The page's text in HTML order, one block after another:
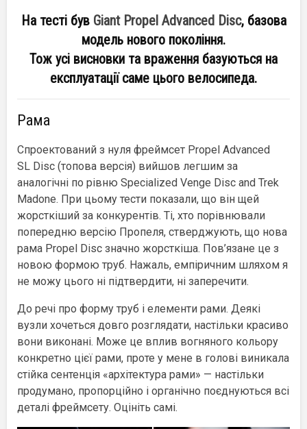
На тесті був Giant Propel Advanced Disc, базова
модель нового покоління.
Тож усі висновки та враження базуються на
експлуатації саме цього велосипеда.
Рама
Спроектований з нуля фреймсет Propel Advanced
SL Disc (топова версія) вийшов легшим за
аналогічні по рівню Specialized Venge Disc and Trek
Madone. При цьому тести показали, що він щей
жорсткіший за конкурентів. Ті, хто порівнювали
попередню версію Пропеля, стверджують, що нова
рама Propel Disc значно жорсткіша. Пов’язане це з
новою формою труб. Нажаль, емпіричним шляхом я
не можу цього ні підтвердити, ні заперечити.
До речі про форму труб і елементи рами. Деякі
вузли хочеться довго розглядати, настільки красиво
вони виконані. Може це вплив вогняного кольору
конкретно цієї рами, проте у мене в голові виникала
стійка сентенція «архітектура рами» — настільки
продумано, пропорційно і органічно поєднуються всі
деталі фреймсету. Оцініть самі.